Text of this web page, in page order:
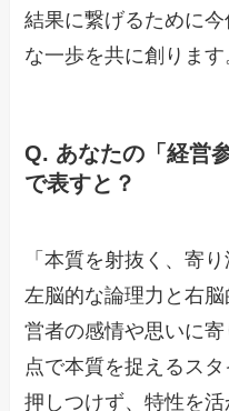
結果に繋げるために
な一歩を共に創ります
Q. あなたの「経営
で表すと？
「本質を射抜く、寄
左脳的な論理力と右
営者の感情や思いに
点で本質を捉えるスタ
押しつけず、特性を活